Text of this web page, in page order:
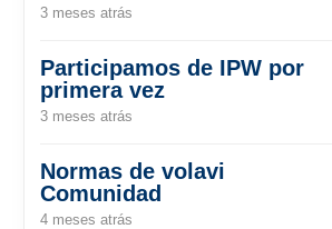
3 meses atrás
Participamos de IPW por
primera vez
3 meses atrás
Normas de volavi
Comunidad
4 meses atrás